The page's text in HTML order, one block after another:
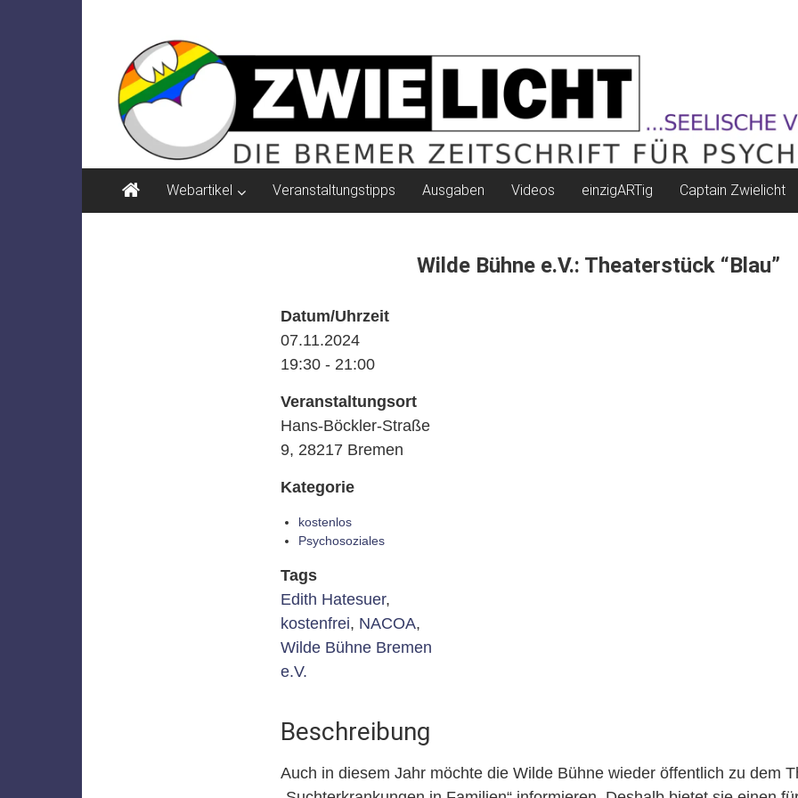
ZWIELICHT
BREMEN
DIE
BREMER
ZEITSCHRIFT
FÜR
PSYCHOSOZIALE
Webartikel Veranstaltungstipps Ausgaben Videos einzigARTig Captain Zwielicht
Wilde Bühne e.V.: Theaterstück “Blau”
Datum/Uhrzeit
07.11.2024
19:30 - 21:00
Veranstaltungsort
Hans-Böckler-Straße
9, 28217 Bremen
Kategorie
kostenlos
Psychosoziales
Tags
Edith Hatesuer,
kostenfrei, NACOA,
Wilde Bühne Bremen
e.V.
Beschreibung
Auch in diesem Jahr möchte die Wilde Bühne wieder öffentlich zu dem